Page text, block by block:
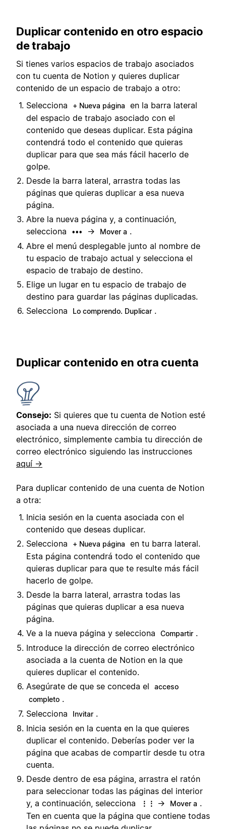
Duplicar contenido en otro espacio
de trabajo
Si tienes varios espacios de trabajo asociados
con tu cuenta de Notion y quieres duplicar
contenido de un espacio de trabajo a otro:
Selecciona
+ Nueva página
en la barra lateral
del espacio de trabajo asociado con el
contenido que deseas duplicar. Esta página
contendrá todo el contenido que quieras
duplicar para que sea más fácil hacerlo de
golpe.
Desde la barra lateral, arrastra todas las
páginas que quieras duplicar a esa nueva
página.
Abre la nueva página y, a continuación,
selecciona
••• → Mover a .
Abre el menú desplegable junto al nombre de
tu espacio de trabajo actual y selecciona el
espacio de trabajo de destino.
Elige un lugar en tu espacio de trabajo de
destino para guardar las páginas duplicadas.
Selecciona
Lo comprendo. Duplicar .
Duplicar contenido en otra cuenta
Consejo: Si quieres que tu cuenta de Notion esté
asociada a una nueva dirección de correo
electrónico, simplemente cambia tu dirección de
correo electrónico siguiendo las instrucciones
aquí →
Para duplicar contenido de una cuenta de Notion
a otra:
Inicia sesión en la cuenta asociada con el
contenido que deseas duplicar.
Selecciona
+ Nueva página
en tu barra lateral.
Esta página contendrá todo el contenido que
quieras duplicar para que te resulte más fácil
hacerlo de golpe.
Desde la barra lateral, arrastra todas las
páginas que quieras duplicar a esa nueva
página.
Ve a la nueva página y selecciona
Compartir .
Introduce la dirección de correo electrónico
asociada a la cuenta de Notion en la que
quieres duplicar el contenido.
Asegúrate de que se conceda el
acceso
completo .
Selecciona
Invitar .
Inicia sesión en la cuenta en la que quieres
duplicar el contenido. Deberías poder ver la
página que acabas de compartir desde tu otra
cuenta.
Desde dentro de esa página, arrastra el ratón
para seleccionar todas las páginas del interior
y, a continuación, selecciona
⋮⋮ → Mover a .
Ten en cuenta que la página que contiene todas